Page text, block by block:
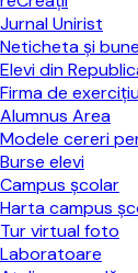
Jurnal Unirist
Neticheta și
Elevi din
Firma de
Alumnus Area
Modele cereri
Burse elevi
Campus şcolar
Harta campus
Tur virtual foto
Laboratoare